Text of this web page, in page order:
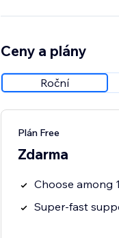
Ceny a plány
Roční
Plán Free
Zdarma
Choose among
Super-fast